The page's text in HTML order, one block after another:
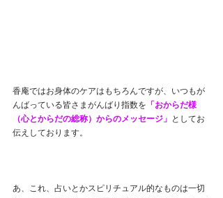
香庵ではお身体のケアはもちろんですが、いつもが
んばっている皆さまがんばり指数を 「おからだ様
（心とからだの総称）からのメッセージ」 としてお
伝えしております。
あ、これ、占いとかスピリチュアル的なものは一切